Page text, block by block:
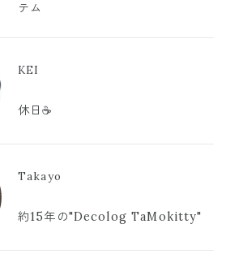
テム
KEI
休日☕️
Takayo
約15年の"Decolog TaMokitty"